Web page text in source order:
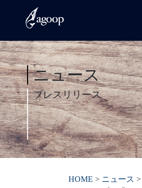
ニュース
プレスリリース
HOME > ニュース >